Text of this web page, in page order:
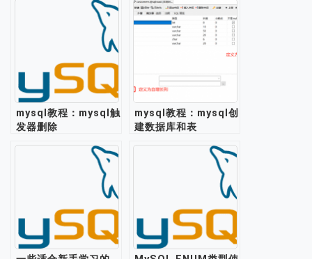
mysql教程：mysql触
发器删除
mysql教程：mysql创
建数据库和表